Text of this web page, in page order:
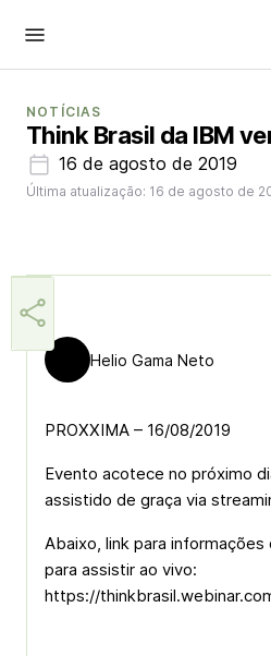
NOTÍCIAS
Think Brasil da IBM
16 de agosto de 2019
Última atualização: 16 de agosto de
Helio Gama Neto
PROXXIMA – 16/08/2019
Evento acotece no próximo
assistido de graça via
Abaixo, link para
para assistir ao vivo:
https://